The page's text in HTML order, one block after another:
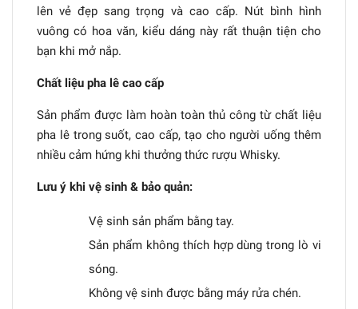
lên vẻ đẹp sang trọng và cao cấp. Nút bình hình
vuông có hoa văn, kiểu dáng này rất thuận tiện cho
bạn khi mở nắp.
Chất liệu pha lê cao cấp
Sản phẩm được làm hoàn toàn thủ công từ chất liệu
pha lê trong suốt, cao cấp, tạo cho người uống thêm
nhiều cảm hứng khi thưởng thức rượu Whisky.
Lưu ý khi vệ sinh & bảo quản:
Vệ sinh sản phẩm bằng tay.
Sản phẩm không thích hợp dùng trong lò vi
sóng.
Không vệ sinh được bằng máy rửa chén.